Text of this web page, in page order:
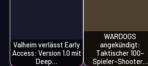
Valheim verlässt Early
Access: Version 1.0 mit
Deep…
WARDOGS
angekündigt:
Taktischer 100-
Spieler-Shooter…